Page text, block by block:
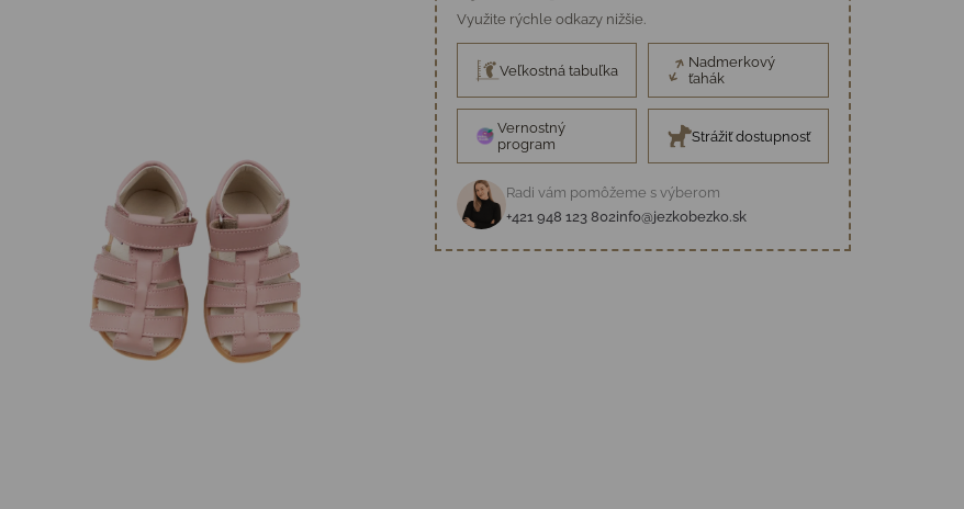
Využite rýchle odkazy nižšie.
Veľkostná tabuľka
Nadmerkový
ťahák
Vernostný
program
Strážiť dostupnosť
Radi vám pomôžeme s výberom
+421 948 123 802info@jezkobezko.sk